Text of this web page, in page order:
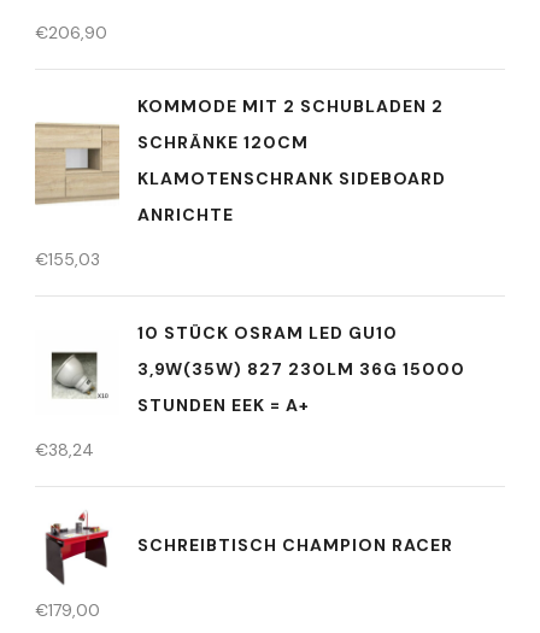
€206,90
KOMMODE MIT 2 SCHUBLADEN 2
SCHRÄNKE 120CM
KLAMOTENSCHRANK SIDEBOARD
ANRICHTE
€155,03
10 STÜCK OSRAM LED GU10
3,9W(35W) 827 230LM 36G 15000
STUNDEN EEK = A+
€38,24
SCHREIBTISCH CHAMPION RACER
€179,00